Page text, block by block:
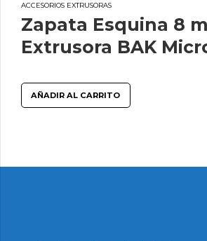
ACCESORIOS EXTRUSORAS
Zapata Esquina 8
Extrusora BAK
AÑADIR AL CARRITO